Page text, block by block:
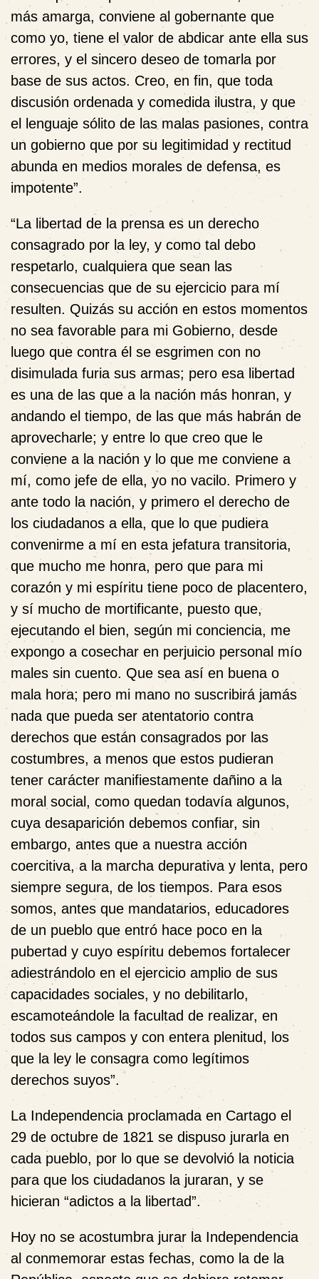
más amarga, conviene al gobernante que
como yo, tiene el valor de abdicar ante ella sus
errores, y el sincero deseo de tomarla por
base de sus actos. Creo, en fin, que toda
discusión ordenada y comedida ilustra, y que
el lenguaje sólito de las malas pasiones, contra
un gobierno que por su legitimidad y rectitud
abunda en medios morales de defensa, es
impotente”.
“La libertad de la prensa es un derecho
consagrado por la ley, y como tal debo
respetarlo, cualquiera que sean las
consecuencias que de su ejercicio para mí
resulten. Quizás su acción en estos momentos
no sea favorable para mi Gobierno, desde
luego que contra él se esgrimen con no
disimulada furia sus armas; pero esa libertad
es una de las que a la nación más honran, y
andando el tiempo, de las que más habrán de
aprovecharle; y entre lo que creo que le
conviene a la nación y lo que me conviene a
mí, como jefe de ella, yo no vacilo. Primero y
ante todo la nación, y primero el derecho de
los ciudadanos a ella, que lo que pudiera
convenirme a mí en esta jefatura transitoria,
que mucho me honra, pero que para mi
corazón y mi espíritu tiene poco de placentero,
y sí mucho de mortificante, puesto que,
ejecutando el bien, según mi conciencia, me
expongo a cosechar en perjuicio personal mío
males sin cuento. Que sea así en buena o
mala hora; pero mi mano no suscribirá jamás
nada que pueda ser atentatorio contra
derechos que están consagrados por las
costumbres, a menos que estos pudieran
tener carácter manifiestamente dañino a la
moral social, como quedan todavía algunos,
cuya desaparición debemos confiar, sin
embargo, antes que a nuestra acción
coercitiva, a la marcha depurativa y lenta, pero
siempre segura, de los tiempos. Para esos
somos, antes que mandatarios, educadores
de un pueblo que entró hace poco en la
pubertad y cuyo espíritu debemos fortalecer
adiestrándolo en el ejercicio amplio de sus
capacidades sociales, y no debilitarlo,
escamoteándole la facultad de realizar, en
todos sus campos y con entera plenitud, los
que la ley le consagra como legítimos
derechos suyos”.
La Independencia proclamada en Cartago el
29 de octubre de 1821 se dispuso jurarla en
cada pueblo, por lo que se devolvió la noticia
para que los ciudadanos la juraran, y se
hicieran “adictos a la libertad”.
Hoy no se acostumbra jurar la Independencia
al conmemorar estas fechas, como la de la